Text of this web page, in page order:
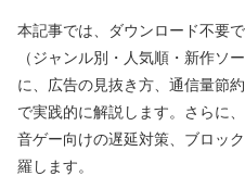
本記事では、ダウンロード不要
（ジャンル別・人気順・新作ソ
に、広告の見抜き方、通信量節
で実践的に解説します。さらに
音ゲー向けの遅延対策、ブロッ
羅します。